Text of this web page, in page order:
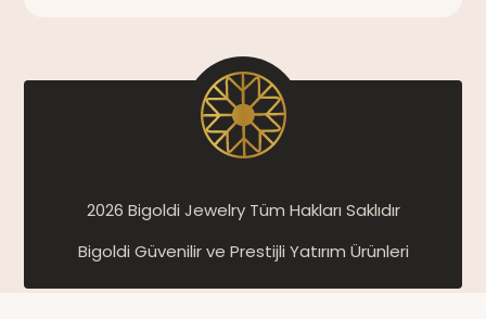
2026 Bigoldi Jewelry Tüm Hakları Saklıdır
Bigoldi Güvenilir ve Prestijli Yatırım Ürünleri